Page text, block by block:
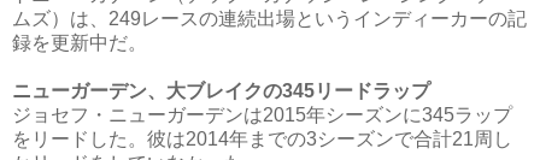
ムズ）は、249レースの連続出場というインディーカーの記
録を更新中だ。
ニューガーデン、大ブレイクの345リードラップ
ジョセフ・ニューガーデンは2015年シーズンに345ラップ
をリードした。彼は2014年までの3シーズンで合計21周し